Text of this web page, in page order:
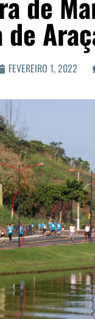
de
FEVEREIRO 1, 2022